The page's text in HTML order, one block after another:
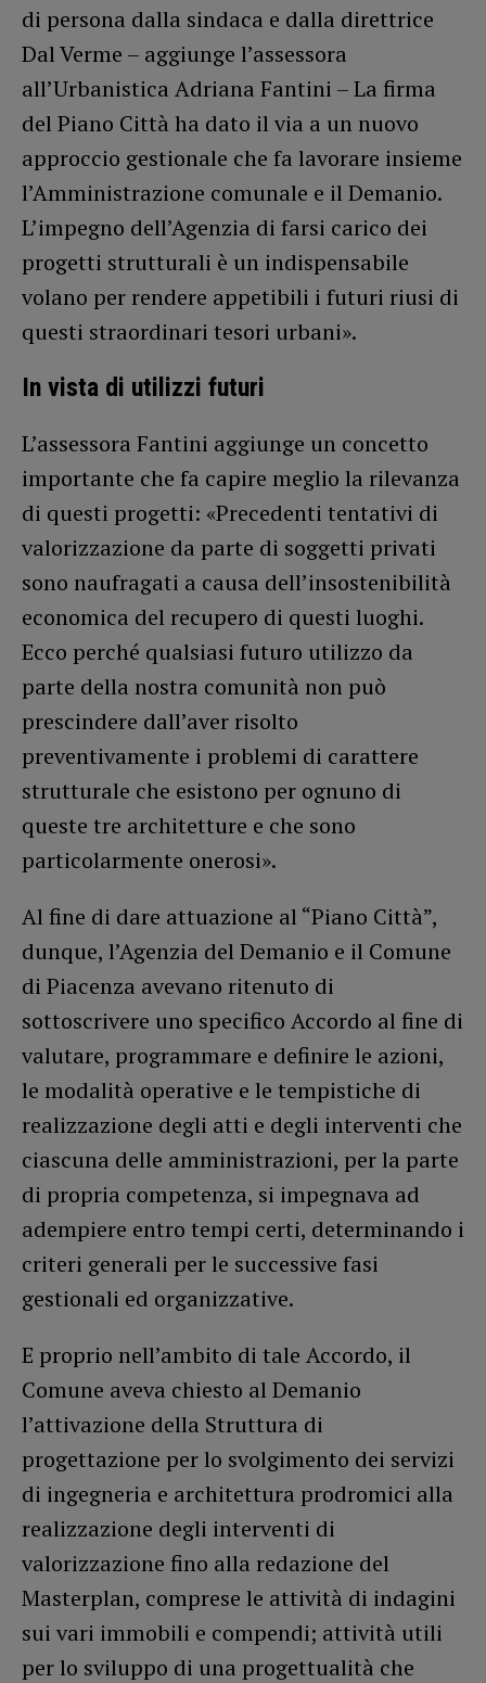
di persona dalla sindaca e dalla direttrice
Dal Verme – aggiunge l’assessora
all’Urbanistica Adriana Fantini – La firma
del Piano Città ha dato il via a un nuovo
approccio gestionale che fa lavorare insieme
l’Amministrazione comunale e il Demanio.
L’impegno dell’Agenzia di farsi carico dei
progetti strutturali è un indispensabile
volano per rendere appetibili i futuri riusi di
questi straordinari tesori urbani».
In vista di utilizzi futuri
L’assessora Fantini aggiunge un concetto
importante che fa capire meglio la rilevanza
di questi progetti: «Precedenti tentativi di
valorizzazione da parte di soggetti privati
sono naufragati a causa dell’insostenibilità
economica del recupero di questi luoghi.
Ecco perché qualsiasi futuro utilizzo da
parte della nostra comunità non può
prescindere dall’aver risolto
preventivamente i problemi di carattere
strutturale che esistono per ognuno di
queste tre architetture e che sono
particolarmente onerosi».
Al fine di dare attuazione al “Piano Città”,
dunque, l’Agenzia del Demanio e il Comune
di Piacenza avevano ritenuto di
sottoscrivere uno specifico Accordo al fine di
valutare, programmare e definire le azioni,
le modalità operative e le tempistiche di
realizzazione degli atti e degli interventi che
ciascuna delle amministrazioni, per la parte
di propria competenza, si impegnava ad
adempiere entro tempi certi, determinando i
criteri generali per le successive fasi
gestionali ed organizzative.
E proprio nell’ambito di tale Accordo, il
Comune aveva chiesto al Demanio
l’attivazione della Struttura di
progettazione per lo svolgimento dei servizi
di ingegneria e architettura prodromici alla
realizzazione degli interventi di
valorizzazione fino alla redazione del
Masterplan, comprese le attività di indagini
sui vari immobili e compendi; attività utili
per lo sviluppo di una progettualità che